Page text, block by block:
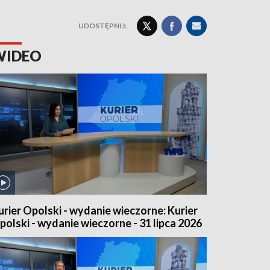
UDOSTĘPNIJ:
Opolski - wydanie wieczorne: Kurier
- wydanie wieczorne - 31 lipca 2026